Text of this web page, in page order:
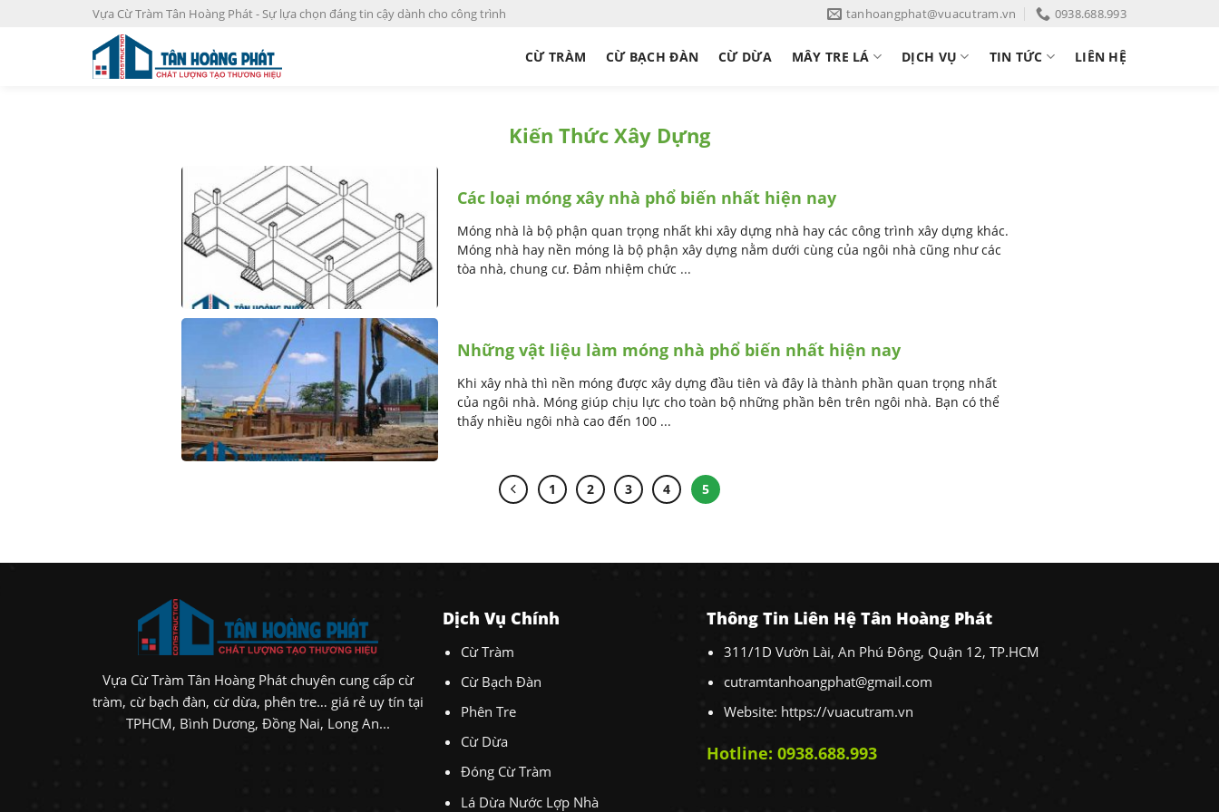
Vựa Cừ Tràm Tân Hoàng Phát - Sự lựa chọn đáng tin cậy dành cho công trình tanhoangphat@vuacutram.vn 0938.688.993
CỪ TRÀM CỪ BẠCH ĐÀN CỪ DỪA MÂY TRE LÁ DỊCH VỤ TIN TỨC LIÊN HỆ
Kiến Thức Xây Dựng
Các loại móng xây nhà phổ biến nhất hiện nay
Móng nhà là bộ phận quan trọng nhất khi xây dựng nhà hay các công trình xây dựng khác.
Móng nhà hay nền móng là bộ phận xây dựng nằm dưới cùng của ngôi nhà cũng như các
tòa nhà, chung cư. Đảm nhiệm chức ...
Những vật liệu làm móng nhà phổ biến nhất hiện nay
Khi xây nhà thì nền móng được xây dựng đầu tiên và đây là thành phần quan trọng nhất
của ngôi nhà. Móng giúp chịu lực cho toàn bộ những phần bên trên ngôi nhà. Bạn có thể
thấy nhiều ngôi nhà cao đến 100 ...
1 2 3 4 5
Vựa Cừ Tràm Tân Hoàng Phát chuyên cung cấp cừ
tràm, cừ bạch đàn, cừ dừa, phên tre… giá rẻ uy tín tại
TPHCM, Bình Dương, Đồng Nai, Long An...
Dịch Vụ Chính
Cừ Tràm
Cừ Bạch Đàn
Phên Tre
Cừ Dừa
Đóng Cừ Tràm
Lá Dừa Nước Lợp Nhà
Thông Tin Liên Hệ Tân Hoàng Phát
311/1D Vườn Lài, An Phú Đông, Quận 12, TP.HCM
cutramtanhoangphat@gmail.com
Website: https://vuacutram.vn
Hotline: 0938.688.993